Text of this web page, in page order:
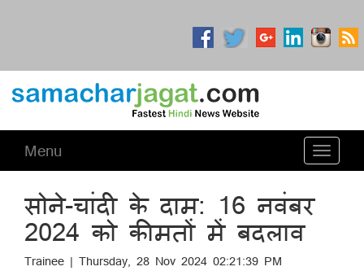
Toggle
Menu
सोने-चांदी के दाम: 16 नवंबर
2024 को कीमतों में बदलाव
Trainee | Thursday, 28 Nov 2024 02:21:39 PM